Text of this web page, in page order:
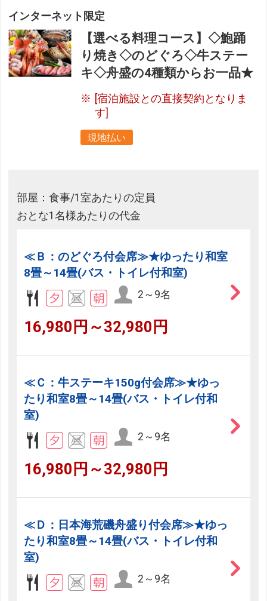
インターネット限定
【選べる料理コース】◇鮑踊
り焼き◇のどぐろ◇牛ステー
キ◇舟盛の4種類からお一品★
[宿泊施設との直接契約となりま
す]
現地払い
部屋：食事/1室あたりの定員
おとな1名様あたりの代金
≪Ｂ：のどぐろ付会席≫★ゆったり和室
8畳～14畳(バス・トイレ付和室)
2～9名
16,980円～32,980円
≪Ｃ：牛ステーキ150g付会席≫★ゆっ
たり和室8畳～14畳(バス・トイレ付和
室)
2～9名
16,980円～32,980円
≪Ｄ：日本海荒磯舟盛り付会席≫★ゆっ
たり和室8畳～14畳(バス・トイレ付和
室)
2～9名